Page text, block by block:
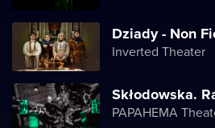
Dziady - Non
Inverted Theater
Skłodowska.
PAPAHEMA